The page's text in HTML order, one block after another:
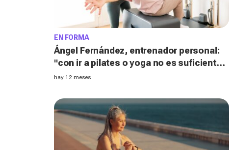
EN FORMA
Ángel Fernández, entrenador personal:
"con ir a pilates o yoga no es suficiente,
necesitas hacer una cosa más"
hay 12 meses